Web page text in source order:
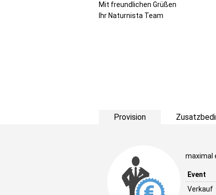
Mit freundlichen Grüßen
Ihr Naturnista Team
Provision
maximal
Event
Verkauf